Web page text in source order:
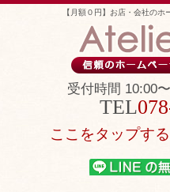
【月額０円】お店・会社の
受付時間 10:00
ここをタップす